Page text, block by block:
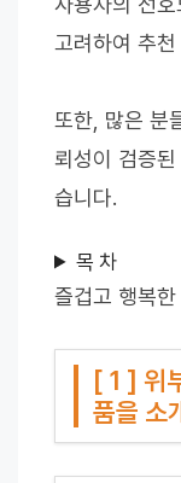
고려하여 추
또한, 많은 분
뢰성이 검증
습니다.
목 차
즐겁고 행복
[ 1 ] 위
품을 소